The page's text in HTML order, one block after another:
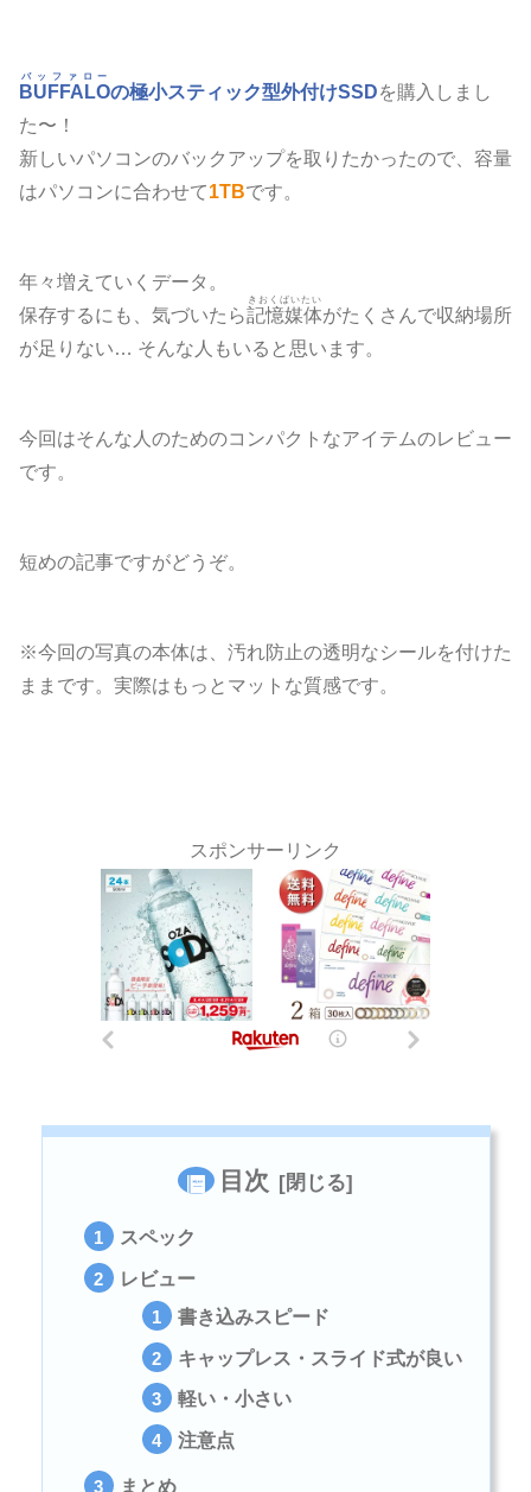
BUFFALO
バッファロー
の極小スティック型外付けSSDを購入しまし
た〜！
新しいパソコンのバックアップを取りたかったので、容量
はパソコンに合わせて1TBです。
年々増えていくデータ。
保存するにも、気づいたら記憶媒体
きおくばいたい
がたくさんで収納場所
が足りない… そんな人もいると思います。
今回はそんな人のためのコンパクトなアイテムのレビュー
です。
短めの記事ですがどうぞ。
※今回の写真の本体は、汚れ防止の透明なシールを付けた
ままです。実際はもっとマットな質感です。
スポンサーリンク
目次
スペック
レビュー
書き込みスピード
キャップレス・スライド式が良い
軽い・小さい
注意点
まとめ